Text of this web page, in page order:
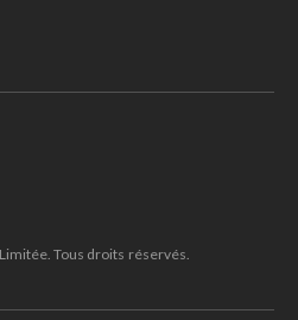
Tous droits réservés.